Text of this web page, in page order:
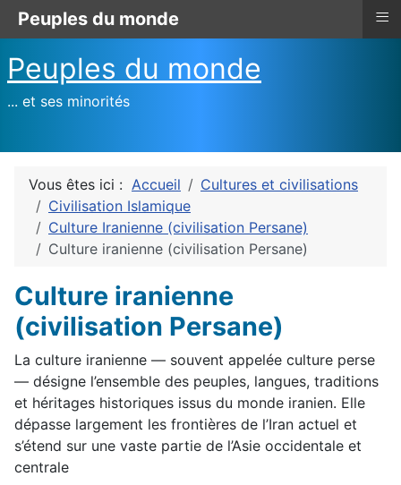
Peuples du monde
... et ses minorités
Vous êtes ici : Accueil
Cultures et civilisations
Civilisation Islamique
Culture Iranienne (civilisation Persane)
Culture iranienne (civilisation Persane)
Culture iranienne
(civilisation Persane)
La culture iranienne — souvent appelée culture perse
— désigne l’ensemble des peuples, langues, traditions
et héritages historiques issus du monde iranien. Elle
dépasse largement les frontières de l’Iran actuel et
s’étend sur une vaste partie de l’Asie occidentale et
centrale
Peuples du monde ≡